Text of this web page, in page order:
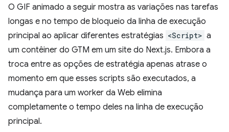
O GIF animado a seguir mostra as variações nas tarefas
longas e no tempo de bloqueio da linha de execução
principal ao aplicar diferentes estratégias <Script> a
um contêiner do GTM em um site do Next.js. Embora a
troca entre as opções de estratégia apenas atrase o
momento em que esses scripts são executados, a
mudança para um worker da Web elimina
completamente o tempo deles na linha de execução
principal.